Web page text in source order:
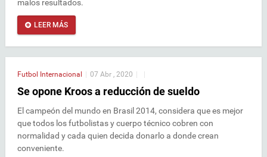
malos resultados.
LEER MÁS
Futbol Internacional 07 Abr , 2020
Se opone Kroos a reducción de sueldo
El campeón del mundo en Brasil 2014, considera que es mejor
que todos los futbolistas y cuerpo técnico cobren con
normalidad y cada quien decida donarlo a donde crean
conveniente.